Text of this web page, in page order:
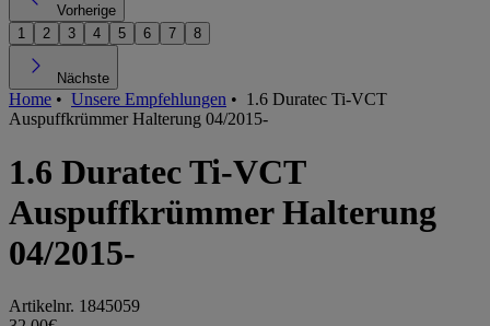
Vorherige
1
2 3 4 5 6 7 8
Nächste
Home • Unsere Empfehlungen • 1.6 Duratec Ti-VCT
Auspuffkrümmer Halterung 04/2015-
1.6 Duratec Ti-VCT
Auspuffkrümmer Halterung
04/2015-
Artikelnr. 1845059